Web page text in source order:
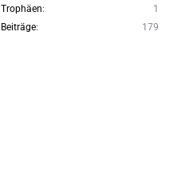
Trophäen
1
Beiträge
179